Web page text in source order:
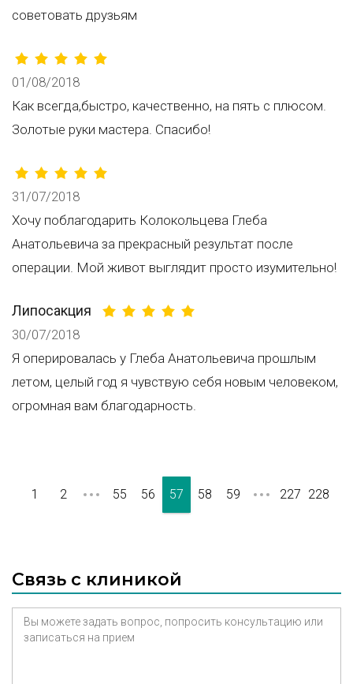
советовать друзьям
01/08/2018
Как всегда,быстро, качественно, на пять с плюсом.
Золотые руки мастера. Спасибо!
31/07/2018
Хочу поблагодарить Колокольцева Глеба
Анатольевича за прекрасный результат после
операции. Мой живот выглядит просто изумительно!
Липосакция
30/07/2018
Я оперировалась у Глеба Анатольевича прошлым
летом, целый год я чувствую себя новым человеком,
огромная вам благодарность.
1 2 55 56 57 58 59 227 228
Связь с клиникой